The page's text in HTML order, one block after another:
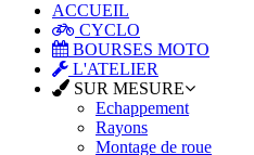
ACCUEIL
CYCLO
BOURSES MOTO
L'ATELIER
SUR MESURE
Echappement
Rayons
Montage de roue